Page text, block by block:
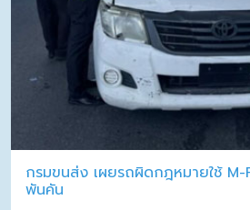
กรมขนส่ง เผยรถผิดกฎหมายใช้
พันคัน